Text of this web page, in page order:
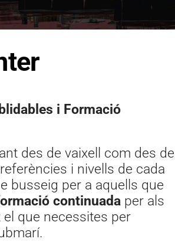
i Formació
des de vaixell com des de
i nivells de cada
busseig per a aquells que
continuadaper als
que necessites per